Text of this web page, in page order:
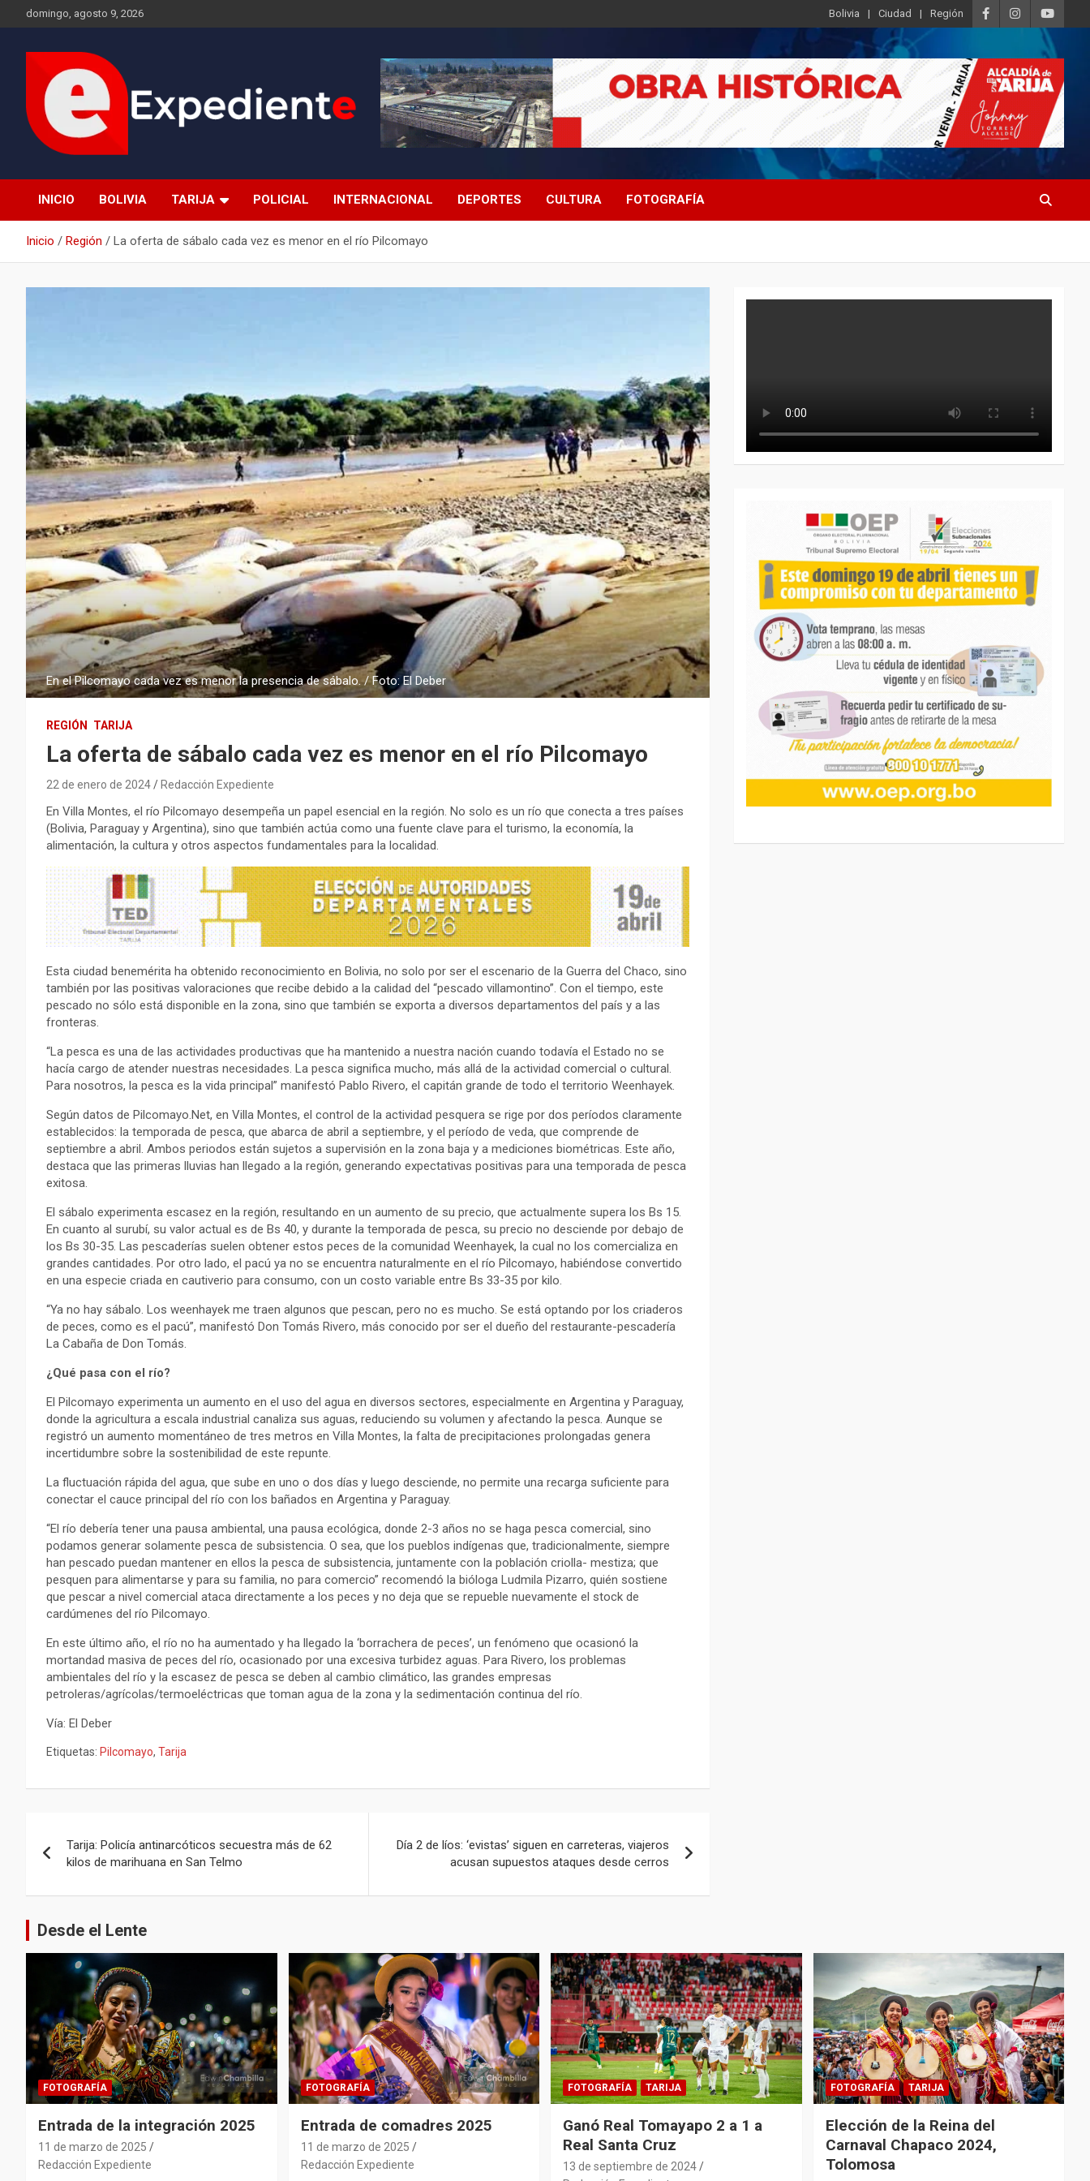
al
domingo, agosto 9, 2026 Bolivia Ciudad Región
Expediente
INICIO BOLIVIA TARIJA POLICIAL INTERNACIONAL DEPORTES CULTURA FOTOGRAFÍA
Inicio Región La oferta de sábalo cada vez es menor en el río Pilcomayo
En el Pilcomayo cada vez es menor la presencia de sábalo. / Foto: El Deber
REGIÓN TARIJA
La oferta de sábalo cada vez es menor en el río Pilcomayo
22 de enero de 2024 Redacción Expediente
En Villa Montes, el río Pilcomayo desempeña un papel esencial en la región. No solo es un río que conecta a tres países
(Bolivia, Paraguay y Argentina), sino que también actúa como una fuente clave para el turismo, la economía, la
alimentación, la cultura y otros aspectos fundamentales para la localidad.
Esta ciudad benemérita ha obtenido reconocimiento en Bolivia, no solo por ser el escenario de la Guerra del Chaco, sino
también por las positivas valoraciones que recibe debido a la calidad del “pescado villamontino”. Con el tiempo, este
pescado no sólo está disponible en la zona, sino que también se exporta a diversos departamentos del país y a las
fronteras.
“La pesca es una de las actividades productivas que ha mantenido a nuestra nación cuando todavía el Estado no se
hacía cargo de atender nuestras necesidades. La pesca significa mucho, más allá de la actividad comercial o cultural.
Para nosotros, la pesca es la vida principal” manifestó Pablo Rivero, el capitán grande de todo el territorio Weenhayek.
Según datos de Pilcomayo.Net, en Villa Montes, el control de la actividad pesquera se rige por dos períodos claramente
establecidos: la temporada de pesca, que abarca de abril a septiembre, y el período de veda, que comprende de
septiembre a abril. Ambos periodos están sujetos a supervisión en la zona baja y a mediciones biométricas. Este año,
destaca que las primeras lluvias han llegado a la región, generando expectativas positivas para una temporada de pesca
exitosa.
El sábalo experimenta escasez en la región, resultando en un aumento de su precio, que actualmente supera los Bs 15.
En cuanto al surubí, su valor actual es de Bs 40, y durante la temporada de pesca, su precio no desciende por debajo de
los Bs 30-35. Las pescaderías suelen obtener estos peces de la comunidad Weenhayek, la cual no los comercializa en
grandes cantidades. Por otro lado, el pacú ya no se encuentra naturalmente en el río Pilcomayo, habiéndose convertido
en una especie criada en cautiverio para consumo, con un costo variable entre Bs 33-35 por kilo.
“Ya no hay sábalo. Los weenhayek me traen algunos que pescan, pero no es mucho. Se está optando por los criaderos
de peces, como es el pacú”, manifestó Don Tomás Rivero, más conocido por ser el dueño del restaurante-pescadería
La Cabaña de Don Tomás.
¿Qué pasa con el río?
El Pilcomayo experimenta un aumento en el uso del agua en diversos sectores, especialmente en Argentina y Paraguay,
donde la agricultura a escala industrial canaliza sus aguas, reduciendo su volumen y afectando la pesca. Aunque se
registró un aumento momentáneo de tres metros en Villa Montes, la falta de precipitaciones prolongadas genera
incertidumbre sobre la sostenibilidad de este repunte.
La fluctuación rápida del agua, que sube en uno o dos días y luego desciende, no permite una recarga suficiente para
conectar el cauce principal del río con los bañados en Argentina y Paraguay.
“El río debería tener una pausa ambiental, una pausa ecológica, donde 2-3 años no se haga pesca comercial, sino
podamos generar solamente pesca de subsistencia. O sea, que los pueblos indígenas que, tradicionalmente, siempre
han pescado puedan mantener en ellos la pesca de subsistencia, juntamente con la población criolla- mestiza; que
pesquen para alimentarse y para su familia, no para comercio” recomendó la bióloga Ludmila Pizarro, quién sostiene
que pescar a nivel comercial ataca directamente a los peces y no deja que se repueble nuevamente el stock de
cardúmenes del río Pilcomayo.
En este último año, el río no ha aumentado y ha llegado la ‘borrachera de peces’, un fenómeno que ocasionó la
mortandad masiva de peces del río, ocasionado por una excesiva turbidez aguas. Para Rivero, los problemas
ambientales del río y la escasez de pesca se deben al cambio climático, las grandes empresas
petroleras/agrícolas/termoeléctricas que toman agua de la zona y la sedimentación continua del río.
Vía: El Deber
Etiquetas: Pilcomayo, Tarija
de
entradas
Tarija: Policía antinarcóticos secuestra más de 62
kilos de marihuana en San Telmo
Día 2 de líos: ‘evistas’ siguen en carreteras, viajeros
acusan supuestos ataques desde cerros
Desde el Lente
FOTOGRAFÍA
Entrada de la integración 2025
11 de marzo de 2025
Redacción Expediente
FOTOGRAFÍA
Entrada de comadres 2025
11 de marzo de 2025
Redacción Expediente
FOTOGRAFÍA TARIJA
Ganó Real Tomayapo 2 a 1 a
Real Santa Cruz
13 de septiembre de 2024
FOTOGRAFÍA TARIJA
Elección de la Reina del
Carnaval Chapaco 2024,
Tolomosa